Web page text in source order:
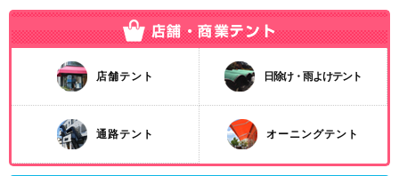
店舗テント 日除け・雨よけテント
通路テント オーニングテント